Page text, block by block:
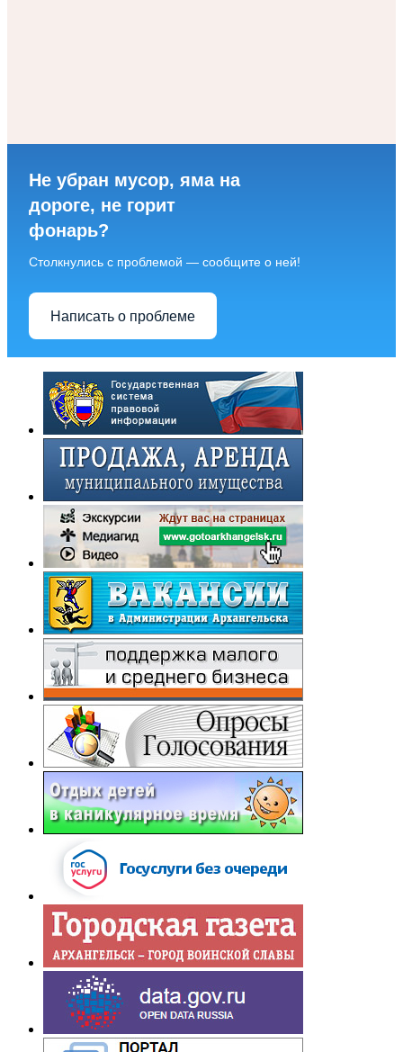
Не убран мусор, яма на
дороге, не горит
фонарь?
Столкнулись с проблемой — сообщите о ней!
Написать о проблеме